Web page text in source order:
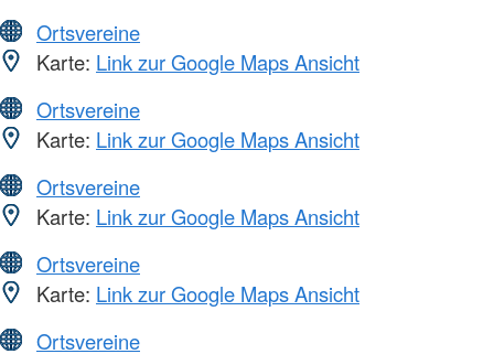
Ortsvereine
Karte: Link zur Google Maps Ansicht
Ortsvereine
Karte: Link zur Google Maps Ansicht
Ortsvereine
Karte: Link zur Google Maps Ansicht
Ortsvereine
Karte: Link zur Google Maps Ansicht
Ortsvereine